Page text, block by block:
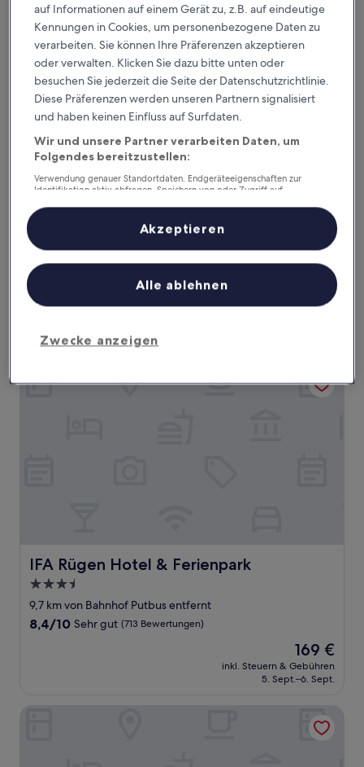
10.0
von
Außergewöhnlich,
(4
Bewertungen)
10/10 Außergewöhnlich (4 Bewertungen)
Der
Preis
157 €
157 €
inkl. Steuern & Gebühren
31. Aug.–1. Sept.
Mariandl am Meer
Mariandl am Meer
9.0
von
9,0/10 Wunderbar
Mariandl am Meer
IFA Rügen Hotel & Ferienpark
IFA Rügen Hotel & Ferienpark
3.5-
Sterne-
Unterkunft
9,7 km von Bahnhof Putbus entfernt
8.4
Bewertungen)
8,4/10 Sehr gut (713 Bewertungen)
Der
Preis
beträgt
169 €
inkl. Steuern & Gebühren
5. Sept.–6. Sept.
auf Informationen auf einem Gerät zu, z.B. auf eindeutige
Kennungen in Cookies, um personenbezogene Daten zu
verarbeiten. Sie können Ihre Präferenzen akzeptieren
oder verwalten. Klicken Sie dazu bitte unten oder
besuchen Sie jederzeit die Seite der Datenschutzrichtlinie.
Diese Präferenzen werden unseren Partnern signalisiert
und haben keinen Einfluss auf Surfdaten.
Wir und unsere Partner verarbeiten Daten, um
Folgendes bereitzustellen:
Verwendung genauer Standortdaten. Endgeräteeigenschaften zur
Identifikation aktiv abfragen. Speichern von oder Zugriff auf
Inhalte, Messung von Werbeleistung und der Performance von Inhalten,
Zielgruppenforschung sowie Entwicklung und Verbesserung von
Liste der Partner (Lieferanten)
Zwecke anzeigen
Alle ablehnen
Akzeptieren